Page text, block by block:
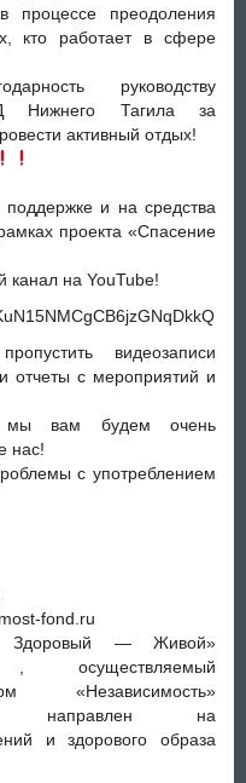
преодоления
кто работает в сфере
руководству
Нижнего Тагила за
активный отдых!
и на средства
проекта «Спасение
канал на YouTube!
видеозаписи
отчеты с мероприятий и
мы вам будем очень
нас!
с употреблением
fond.ru
— Живой»
, осуществляемый
«Независимость»
направлен на
и здорового образа